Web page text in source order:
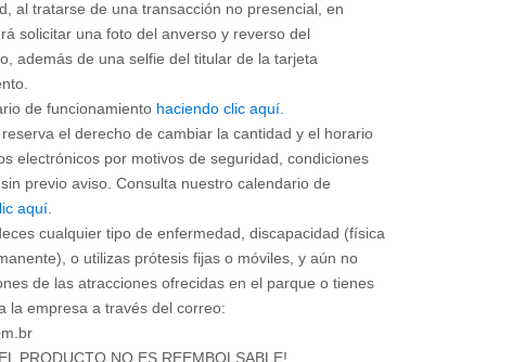
al tratarse de una transacción no presencial, en
solicitar una foto del anverso y reverso del
además de una selfie del titular de la tarjeta
de funcionamiento haciendo clic aquí.
el derecho de cambiar la cantidad y el horario
electrónicos por motivos de seguridad, condiciones
previo aviso. Consulta nuestro calendario de
aquí.
cualquier tipo de enfermedad, discapacidad (física
o utilizas prótesis fijas o móviles, y aún no
de las atracciones ofrecidas en el parque o tienes
la empresa a través del correo:
PRODUCTO NO ES REEMBOLSABLE!